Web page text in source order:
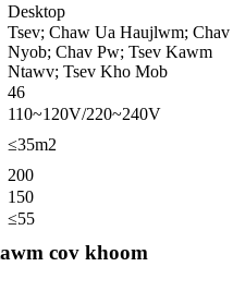
Desktop
Tsev; Chaw Ua Haujlwm; Chav
Nyob; Chav Pw; Tsev Kawm
Ntawv; Tsev Kho Mob
46
110~120V/220~240V
≤35m2
200
150
≤55
cov khoom